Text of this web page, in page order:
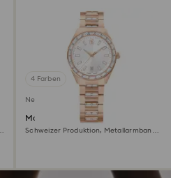
4 Farben
Neu
Matrix date Uhr
Schweizer Produktion, Metallarmband,